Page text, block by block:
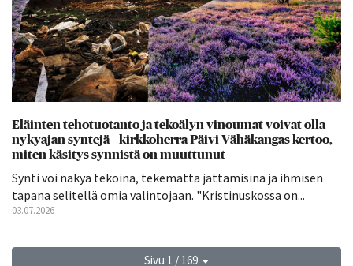
Eläinten tehotuotanto ja tekoälyn vinoumat voivat olla
nykyajan syntejä – kirkkoherra Päivi Vähäkangas kertoo,
miten käsitys synnistä on muuttunut
Synti voi näkyä tekoina, tekemättä jättämisinä ja ihmisen
tapana selitellä omia valintojaan. "Kristinuskossa on...
03.07.2026
Sivu 1 / 169